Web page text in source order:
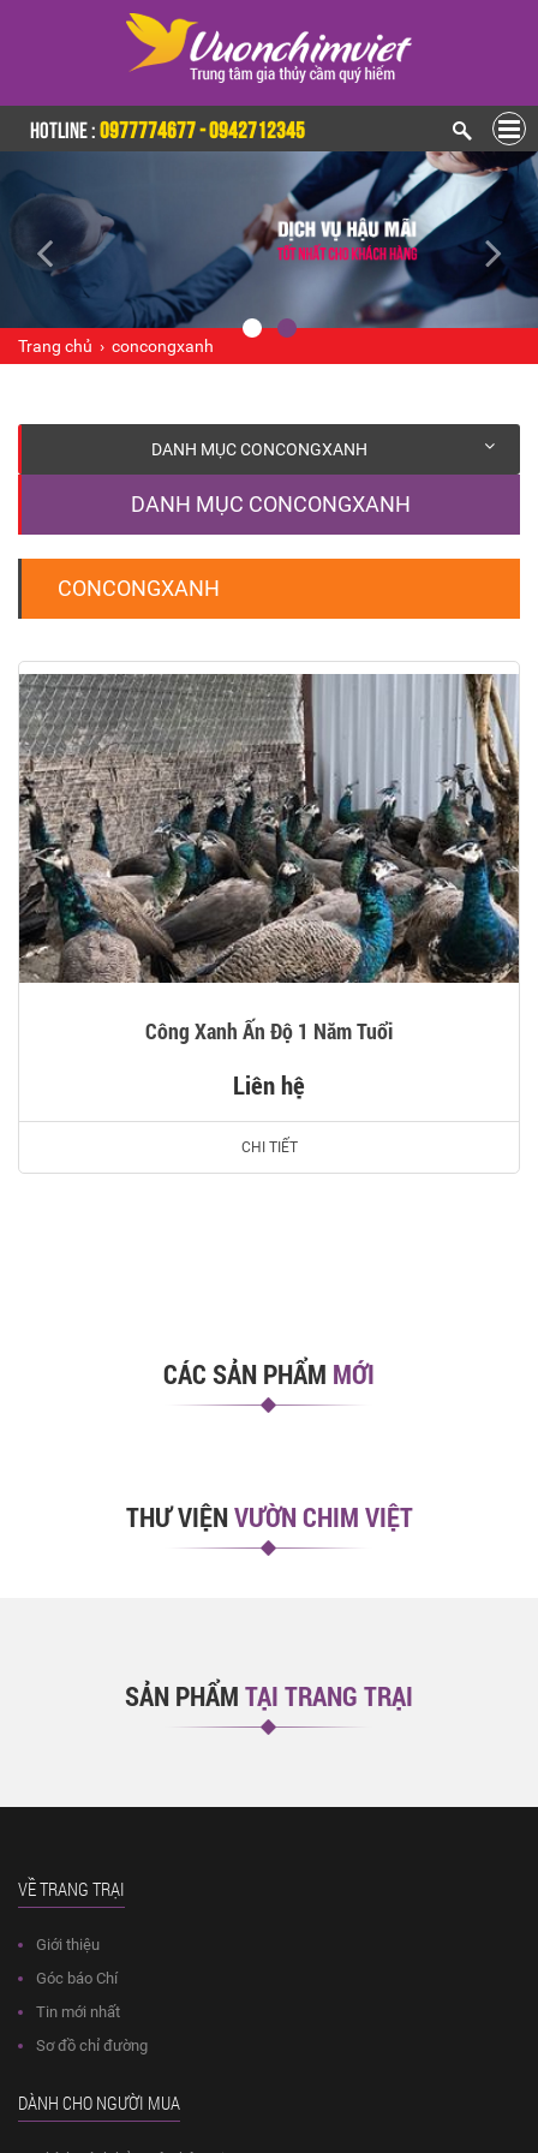
HOTLINE :0977774677 - 0942712345
Trang chủ › concongxanh
DANH MỤC CONCONGXANH
DANH MỤC CONCONGXANH
CONCONGXANH
Công Xanh Ấn Độ 1 Năm Tuổi
Liên hệ
CHI TIẾT
CÁC SẢN PHẨM MỚI
THƯ VIỆNVƯỜN CHIM VIỆT
SẢN PHẨM TẠI TRANG TRẠI
VỀ TRANG TRẠI
Giới thiệu
Góc báo Chí
Tin mới nhất
Sơ đồ chỉ đường
DÀNH CHO NGƯỜI MUA